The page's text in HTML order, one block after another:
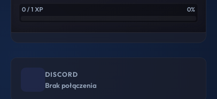
0 / 1 XP 0%
DISCORD
Brak połączenia